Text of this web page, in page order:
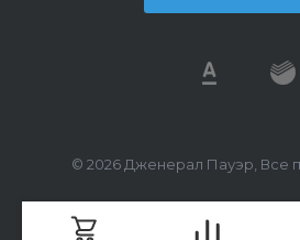
© 2026 Дженерал Пауэр, Все